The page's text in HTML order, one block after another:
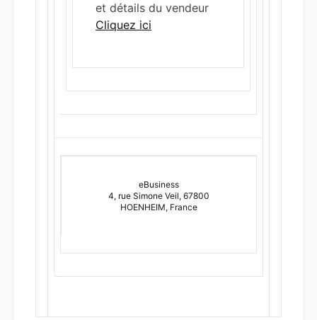
et détails du vendeur
Cliquez ici
eBusiness
4, rue Simone Veil, 67800
HOENHEIM, France